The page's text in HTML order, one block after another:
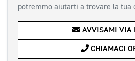
potremmo aiutarti a trovare la tua
AVVISAMI VIA
CHIAMACI